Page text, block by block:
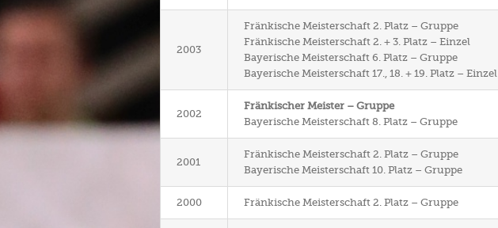
2003
Fränkische Meisterschaft 2. Platz – Gruppe
Fränkische Meisterschaft 2. + 3. Platz – Einzel
Bayerische Meisterschaft 6. Platz – Gruppe
Bayerische Meisterschaft 17., 18. + 19. Platz – Einzel
2002
Fränkischer Meister – Gruppe
Bayerische Meisterschaft 8. Platz – Gruppe
2001
Fränkische Meisterschaft 2. Platz – Gruppe
Bayerische Meisterschaft 10. Platz – Gruppe
2000 Fränkische Meisterschaft 2. Platz – Gruppe